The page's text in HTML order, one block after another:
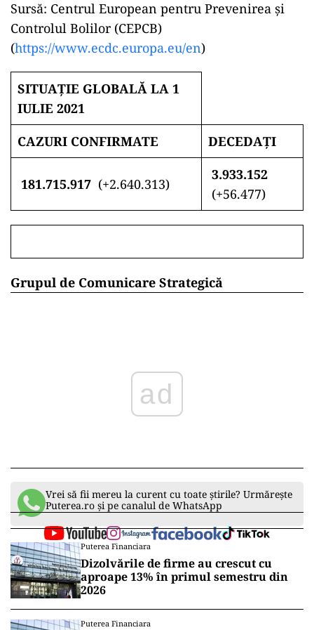
Sursă: Centrul European pentru Prevenirea și
Controlul Bolilor (CEPCB)
(https://www.ecdc.europa.eu/en)
SITUAȚIE GLOBALĂ LA 1
IULIE 2021
CAZURI CONFIRMATE
DECEDAȚI
181.715.917 (+2.640.313)
3.933.152
(+56.477)
Grupul de Comunicare Strategică
ad
Vrei să fii mereu la curent cu toate știrile? Urmărește
Puterea.ro și pe canalul de WhatsApp
Puterea Financiara
Dizolvările de firme au crescut cu
aproape 13% în primul semestru din
2026
Puterea Financiara